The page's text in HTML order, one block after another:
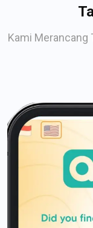
Kami Merancang